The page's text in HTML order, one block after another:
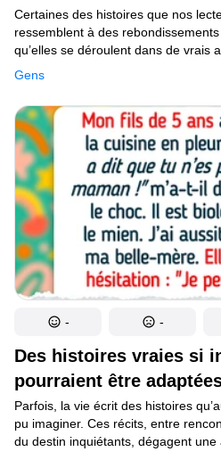
Gens
Certaines des histoires que nos
ressemblent à des
qu’elles se déroulent dans de vrais
propriétaires qui oublient (ou
droits. La lettre d’aujourd’hui
a commencé à remarquer de petits
domicile... et a découvert quelque
qu’un tapis mal placé.
Des histoires vraies si
pourraient être
Parfois, la vie écrit des histoires
pu imaginer. Ces récits, entre
du destin inquiétants, dégagent
- -
Endroits
Humour
Auteurs
Règles éditoriales
Contacte la rédaction
Politique de confidentialité
Politique de droit d'auteur
Politique relative aux cookies
Modalités de service
Plan de site
Mise à jour du consentement
© 2014–2026 TheSoul Publishing
Tous droits réservés.